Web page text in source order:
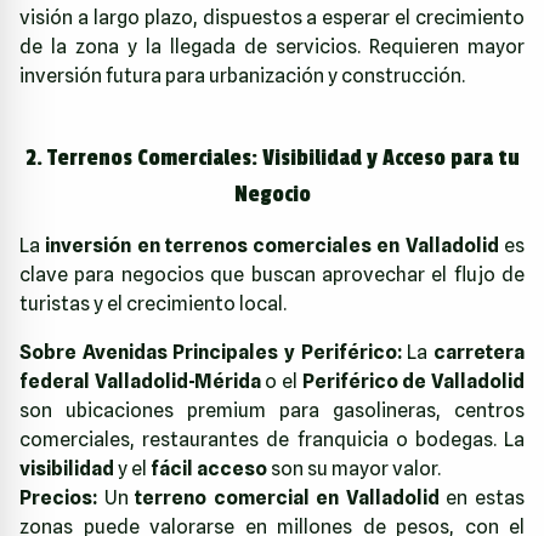
visión a largo plazo, dispuestos a esperar el crecimiento
de la zona y la llegada de servicios. Requieren mayor
inversión futura para urbanización y construcción.
2. Terrenos Comerciales: Visibilidad y Acceso para tu
Negocio
La inversión en terrenos comerciales en Valladolid es
clave para negocios que buscan aprovechar el flujo de
turistas y el crecimiento local.
Sobre Avenidas Principales y Periférico:La carretera
federal Valladolid-Méridao el Periférico de Valladolid
son ubicaciones premium para gasolineras, centros
comerciales, restaurantes de franquicia o bodegas. La
visibilidad y el fácil acceso son su mayor valor.
Precios: Unterreno comercial en Valladolid en estas
zonas puede valorarse en millones de pesos, con el